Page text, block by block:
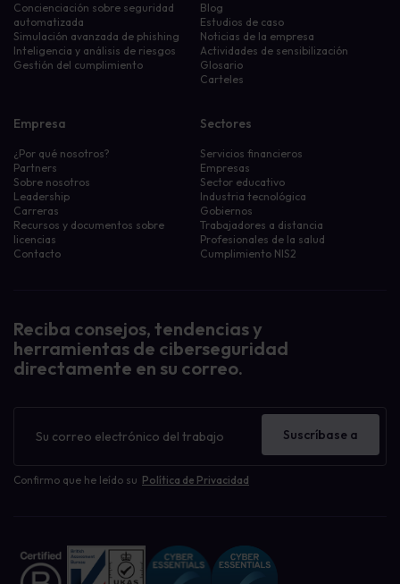
Concienciación sobre seguridad
automatizada
Simulación avanzada de phishing
Inteligencia y análisis de riesgos
Gestión del cumplimiento
Blog
Estudios de caso
Noticias de la empresa
Actividades de sensibilización
Glosario
Carteles
Empresa
¿Por qué nosotros?
Partners
Sobre nosotros
Leadership
Carreras
Recursos y documentos sobre
licencias
Contacto
Sectores
Servicios financieros
Empresas
Sector educativo
Industria tecnológica
Gobiernos
Trabajadores a distancia
Profesionales de la salud
Cumplimiento NIS2
Reciba consejos, tendencias y
herramientas de ciberseguridad
directamente en su correo.
Confirmo que he leído su Política de Privacidad
Suscríbase a